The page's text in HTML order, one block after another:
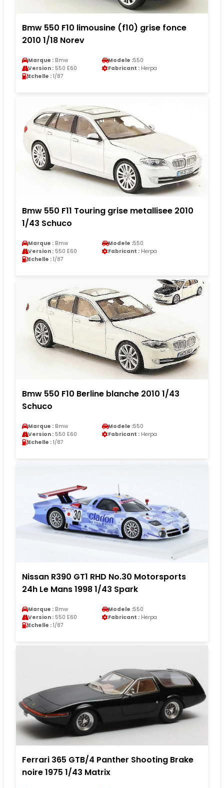
Bmw 550 F10 limousine (f10) grise fonce
2010 1/18 Norev
Marque : Bmw Modele :550
Version : 550 E60 Fabricant : Herpa
Echelle : 1/87
Bmw 550 F11 Touring grise metallisee 2010
1/43 Schuco
Marque : Bmw Modele :550
Version : 550 E60 Fabricant : Herpa
Echelle : 1/87
Bmw 550 F10 Berline blanche 2010 1/43
Schuco
Marque : Bmw Modele :550
Version : 550 E60 Fabricant : Herpa
Echelle : 1/87
Nissan R390 GT1 RHD No.30 Motorsports
24h Le Mans 1998 1/43 Spark
Marque : Bmw Modele :550
Version : 550 E60 Fabricant : Herpa
Echelle : 1/87
Ferrari 365 GTB/4 Panther Shooting Brake
noire 1975 1/43 Matrix